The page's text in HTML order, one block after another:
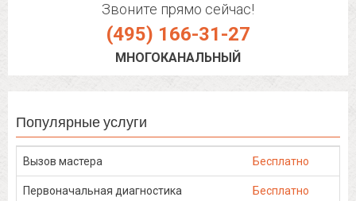
Звоните прямо сейчас!
(495) 166-31-27
МНОГОКАНАЛЬНЫЙ
Популярные услуги
Вызов мастера Бесплатно
Первоначальная диагностика Бесплатно